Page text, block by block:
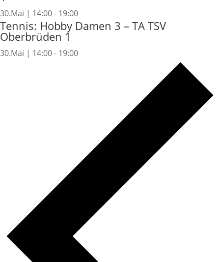
30.Mai | 14:00- 19:00
Tennis: Hobby Damen 3 – TA TSV
Oberbrüden 1
30.Mai | 14:00- 19:00